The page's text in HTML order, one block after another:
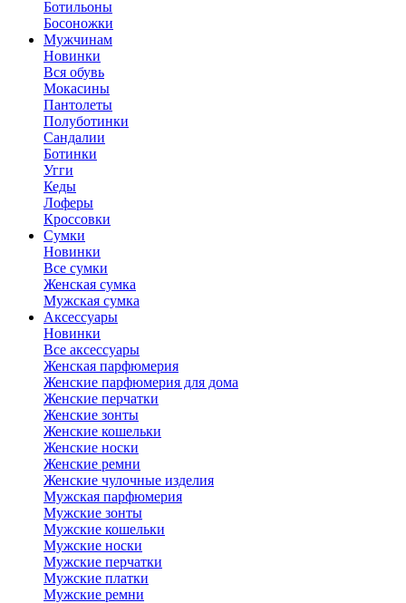
Ботильоны
Босоножки
Мужчинам
Новинки
Вся обувь
Мокасины
Пантолеты
Полуботинки
Сандалии
Ботинки
Угги
Кеды
Лоферы
Кроссовки
Сумки
Новинки
Все сумки
Женская сумка
Мужская сумка
Аксессуары
Новинки
Все аксессуары
Женская парфюмерия
Женские парфюмерия для дома
Женские перчатки
Женские зонты
Женские кошельки
Женские носки
Женские ремни
Женские чулочные изделия
Мужская парфюмерия
Мужские зонты
Мужские кошельки
Мужские носки
Мужские перчатки
Мужские платки
Мужские ремни